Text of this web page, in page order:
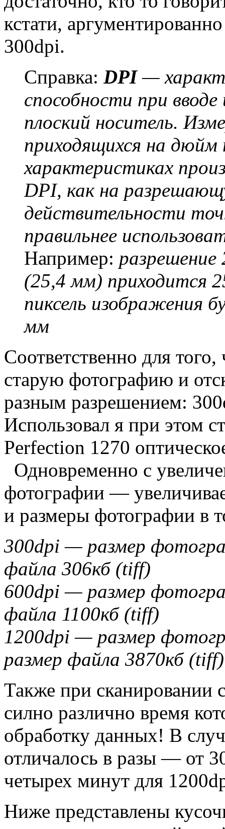
кстати,
300dpi.
Справка: DPI—
способности при
плоский носитель.
приходящихся на дюйм
характеристиках
DPI, как на
действительности
правильнее
Например:
(25,4 мм) приходится
пиксель изображения
мм
Соответственно для
старую фотографию и
разным разрешением:
Использовал я при этом
Perfection 1270
Одновременно с
фотографии —
и размеры фотографии в
300dpi — размер
файла 306кб (tiff)
600dpi — размер
файла 1100кб (tiff)
1200dpi — размер
размер файла 3870кб (tiff)
Также при сканировании
силно различно время
обработку данных! В
отличалось в разы — от
четырех минут для
Ниже представлены